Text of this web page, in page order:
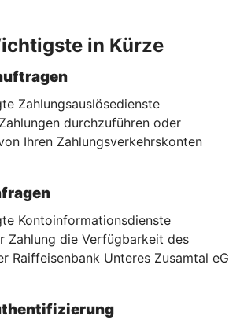
in Kürze
Zahlungsauslösedienste
durchzuführen oder
Ihren Zahlungsverkehrskonten
Kontoinformationsdienste
Zahlung die Verfügbarkeit des
Raiffeisenbank Unteres Zusamtal eG